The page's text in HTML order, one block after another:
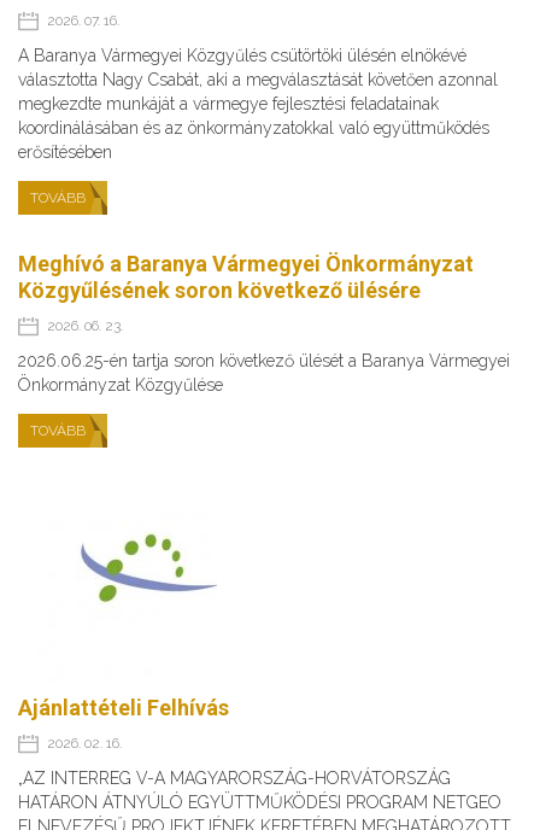
2026. 07. 16.
A Baranya Vármegyei Közgyűlés csütörtöki ülésén elnökévé
választotta Nagy Csabát, aki a megválasztását követően azonnal
megkezdte munkáját a vármegye fejlesztési feladatainak
koordinálásában és az önkormányzatokkal való együttműködés
erősítésében
TOVÁBB
Meghívó a Baranya Vármegyei Önkormányzat
Közgyűlésének soron következő ülésére
2026. 06. 23.
2026.06.25-én tartja soron következő ülését a Baranya Vármegyei
Önkormányzat Közgyűlése
TOVÁBB
Ajánlattételi Felhívás
2026. 02. 16.
„AZ INTERREG V-A MAGYARORSZÁG-HORVÁTORSZÁG
HATÁRON ÁTNYÚLÓ EGYÜTTMŰKÖDÉSI PROGRAM NETGEO